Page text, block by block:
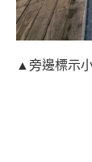
▲旁邊標示